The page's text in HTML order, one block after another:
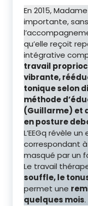
En 2015,
importante,
qu’elle reçoit
intégrative
travail
vibrante,
tonique selon
méthode
(Guillarme) et
en posture
L’EEGq révèle
correspondant
masqué par un
Le travail
souffle, le
permet une
quelques mois.